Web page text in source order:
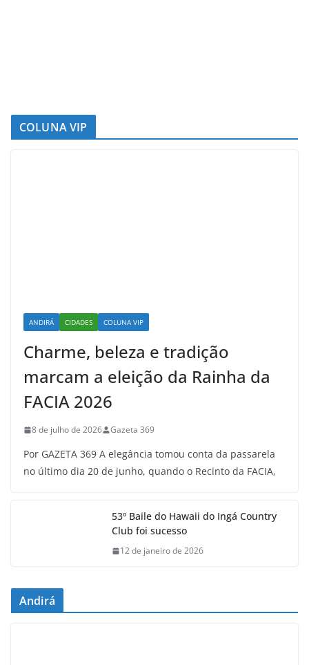
COLUNA VIP
ANDIRÁ CIDADES COLUNA VIP
Charme, beleza e tradição
marcam a eleição da Rainha da
FACIA 2026
8 de julho de 2026 Gazeta 369
Por GAZETA 369 A elegância tomou conta da passarela
no último dia 20 de junho, quando o Recinto da FACIA,
53º Baile do Hawaii do Ingá Country
Club foi sucesso
12 de janeiro de 2026
Andirá